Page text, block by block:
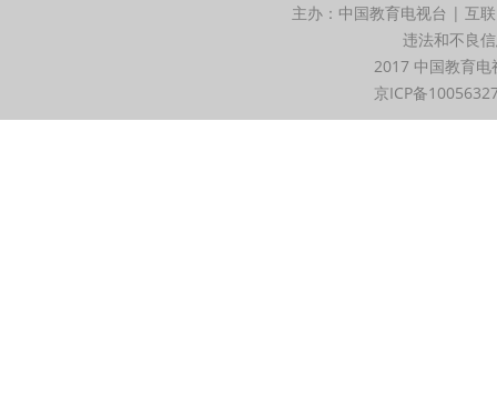
主办：中国教育电视台 | 互
违法和不良
2017 中国教育
京ICP备